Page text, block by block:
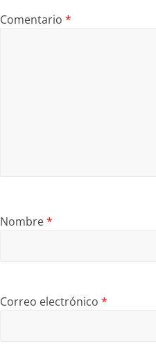
Comentario *
Nombre*
Correo electrónico *